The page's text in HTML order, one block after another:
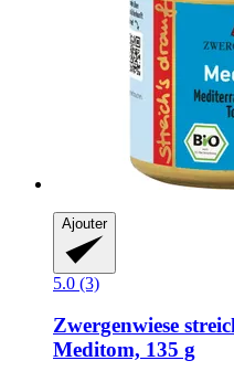
Ajouter
5.0 (3)
Zwergenwiese
Meditom, 135 g